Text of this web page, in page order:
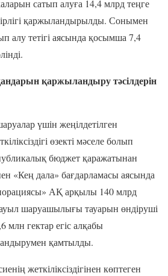
сатып алуға 14,4 млрд теңге
қаржыландырылды. Сонымен
алу тетігі аясында қосымша 7,4
қаржыландыру тәсілдерін
үшін жеңілдетілген
өзекті мәселе болып
бюджет қаражатынан
«Кең дала» бағдарламасы аясында
АҚ арқылы 140 млрд
шаруашылығы тауарын өндіруші
гектар егіс алқабы
қамтылды.
жеткіліксіздігінен көптеген